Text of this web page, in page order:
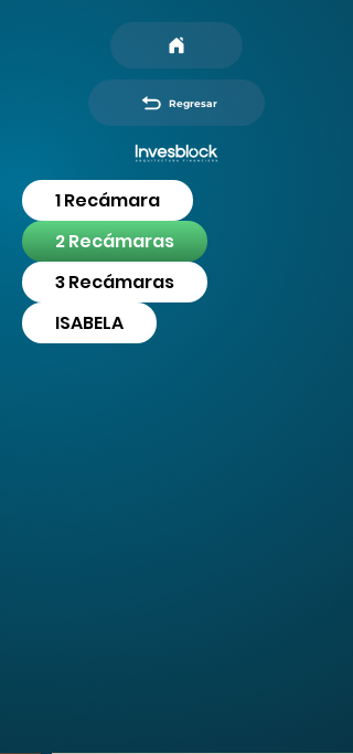
Regresar
1 Recámara
2 Recámaras
3 Recámaras
ISABELA